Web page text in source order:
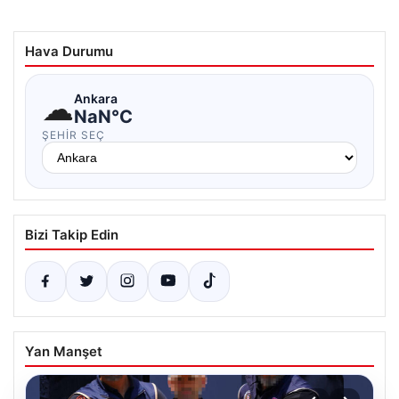
Hava Durumu
☁Ankara
NaN°C
ŞEHIR SEÇ
Bizi Takip Edin
Yan Manşet